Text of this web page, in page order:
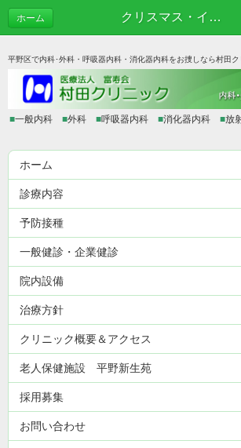
クリスマス・イルミ | あれこれブログ
ホーム
平野区で内科･外科・呼吸器内科・消化器内科をお捜しなら村田
■一般内科 ■外科 ■呼吸器内科 ■消化器内科 ■放
ホーム
診療内容
予防接種
一般健診・企業健診
院内設備
治療方針
クリニック概要＆アクセス
老人保健施設 平野新生苑
採用募集
お問い合わせ